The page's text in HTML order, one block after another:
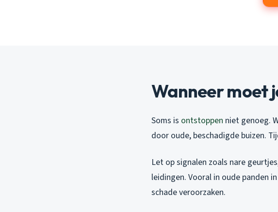
Wanneer moet
Soms is ontstoppen niet genoeg.
door oude, beschadigde buizen.
Let op signalen zoals nare
leidingen. Vooral in oude panden
schade veroorzaken.